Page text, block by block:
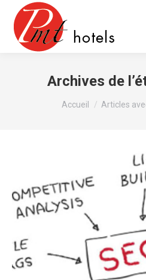
Archives de
Vous êtes ici :
Accueil Articles